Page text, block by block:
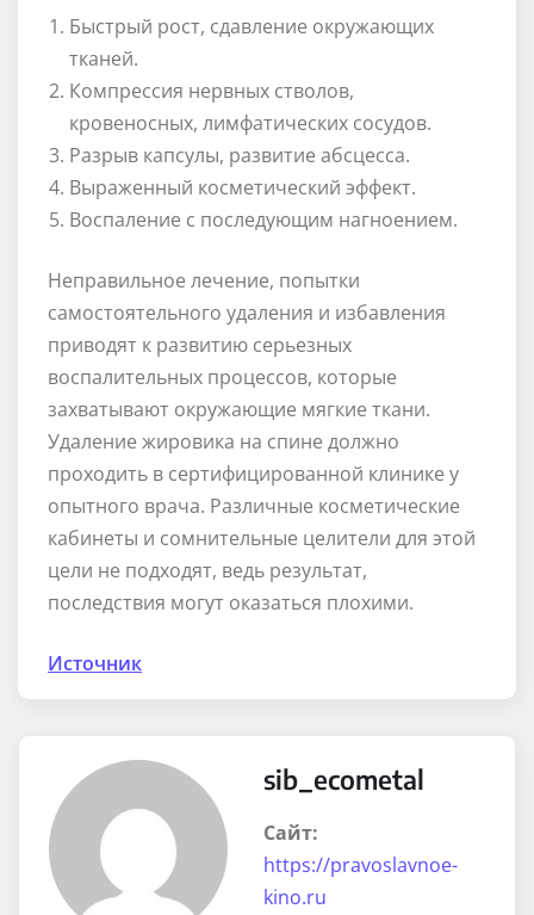
Быстрый рост, сдавление окружающих
тканей.
Компрессия нервных стволов,
кровеносных, лимфатических сосудов.
Разрыв капсулы, развитие абсцесса.
Выраженный косметический эффект.
Воспаление с последующим нагноением.
Неправильное лечение, попытки
самостоятельного удаления и избавления
приводят к развитию серьезных
воспалительных процессов, которые
захватывают окружающие мягкие ткани.
Удаление жировика на спине должно
проходить в сертифицированной клинике у
опытного врача. Различные косметические
кабинеты и сомнительные целители для этой
цели не подходят, ведь результат,
последствия могут оказаться плохими.
Источник
sib_ecometal
Сайт:
https://pravoslavnoe-
kino.ru